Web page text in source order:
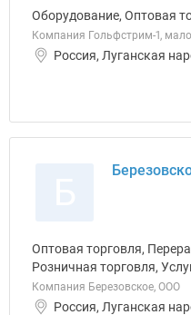
Оборудование, Оптовая
Компания Гольфстрим-1,
Россия, Луганская
Оптовая торговля,
Розничная торговля,
Компания Березовское, ООО
Россия, Луганская